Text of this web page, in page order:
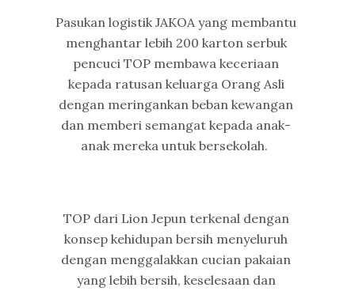
Pasukan logistik JAKOA yang membantu
menghantar lebih 200 karton serbuk
pencuci TOP membawa keceriaan
kepada ratusan keluarga Orang Asli
dengan meringankan beban kewangan
dan memberi semangat kepada anak-
anak mereka untuk bersekolah.
TOP dari Lion Jepun terkenal dengan
konsep kehidupan bersih menyeluruh
dengan menggalakkan cucian pakaian
yang lebih bersih, keselesaan dan